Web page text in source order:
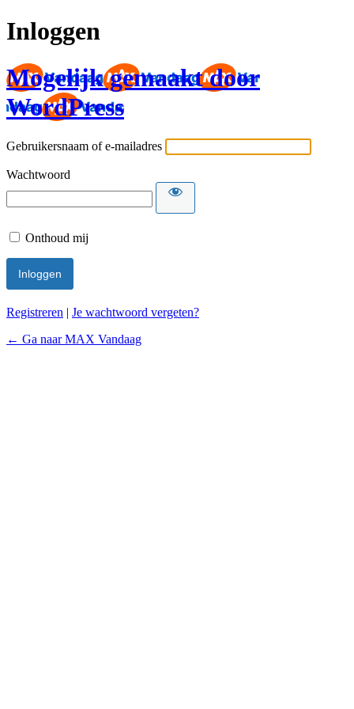
Inloggen
Mogelijk gemaakt door
WordPress
Gebruikersnaam of e-mailadres
Wachtwoord
Onthoud mij
Registreren | Je wachtwoord vergeten?
← Ga naar MAX Vandaag